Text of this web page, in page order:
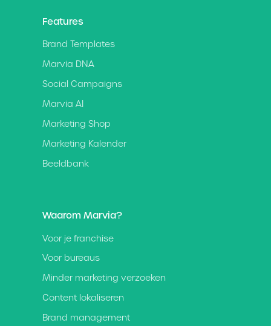
Features
Brand Templates
Marvia DNA
Social Campaigns
Marvia AI
Marketing Shop
Marketing Kalender
Beeldbank
Waarom Marvia?
Voor je franchise
Voor bureaus
Minder marketing verzoeken
Content lokaliseren
Brand management